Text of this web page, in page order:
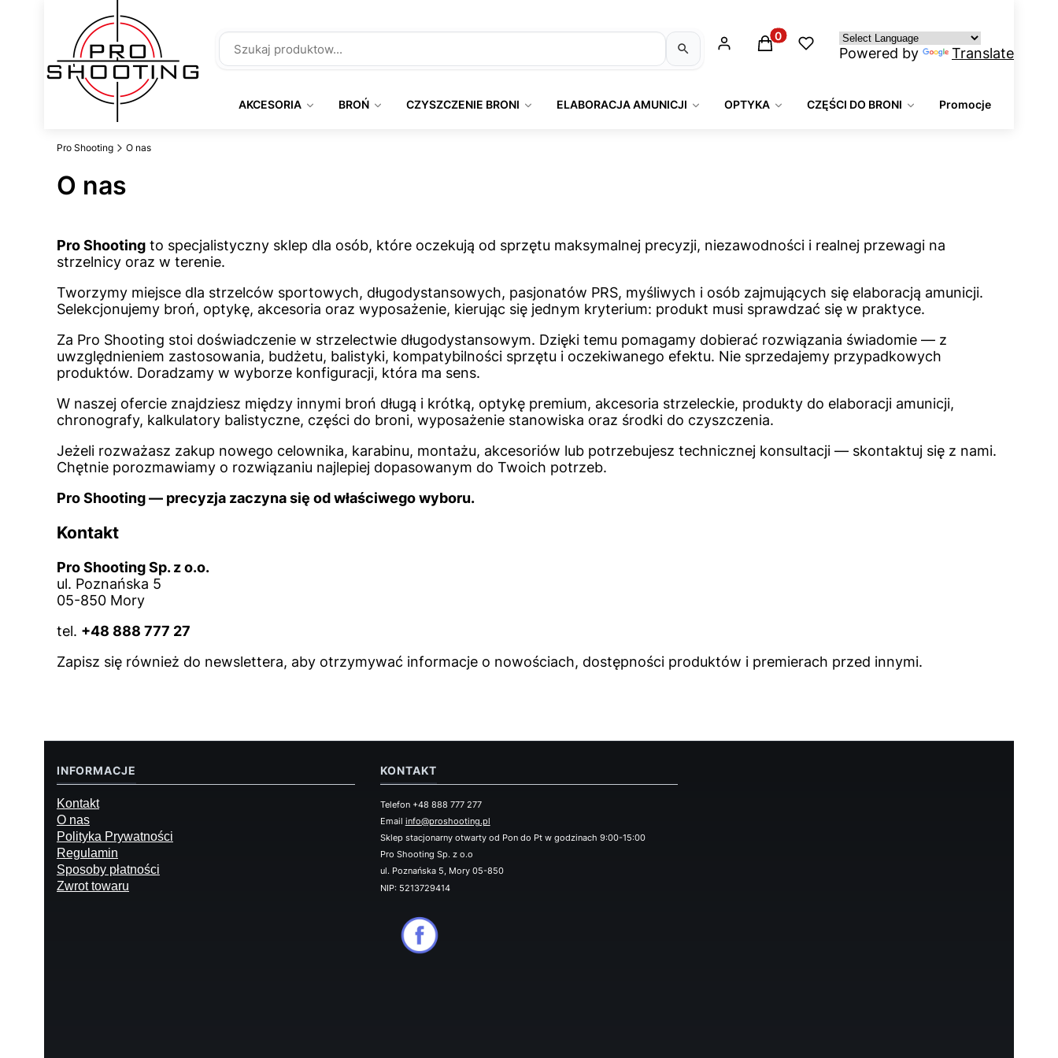
Produkty w koszyku: 0. Zobacz szczegóły
Powered by Translate
AKCESORIA BROŃ CZYSZCZENIE BRONI ELABORACJA AMUNICJI OPTYKA CZĘŚCI DO BRONI Promocje
Pro Shooting O nas
O nas
Pro Shooting to specjalistyczny sklep dla osób, które oczekują od sprzętu maksymalnej precyzji, niezawodności i realnej przewagi na
strzelnicy oraz w terenie.
Tworzymy miejsce dla strzelców sportowych, długodystansowych, pasjonatów PRS, myśliwych i osób zajmujących się elaboracją amunicji.
Selekcjonujemy broń, optykę, akcesoria oraz wyposażenie, kierując się jednym kryterium: produkt musi sprawdzać się w praktyce.
Za Pro Shooting stoi doświadczenie w strzelectwie długodystansowym. Dzięki temu pomagamy dobierać rozwiązania świadomie — z
uwzględnieniem zastosowania, budżetu, balistyki, kompatybilności sprzętu i oczekiwanego efektu. Nie sprzedajemy przypadkowych
produktów. Doradzamy w wyborze konfiguracji, która ma sens.
W naszej ofercie znajdziesz między innymi broń długą i krótką, optykę premium, akcesoria strzeleckie, produkty do elaboracji amunicji,
chronografy, kalkulatory balistyczne, części do broni, wyposażenie stanowiska oraz środki do czyszczenia.
Jeżeli rozważasz zakup nowego celownika, karabinu, montażu, akcesoriów lub potrzebujesz technicznej konsultacji — skontaktuj się z nami.
Chętnie porozmawiamy o rozwiązaniu najlepiej dopasowanym do Twoich potrzeb.
Pro Shooting — precyzja zaczyna się od właściwego wyboru.
Kontakt
Pro Shooting Sp. z o.o.
ul. Poznańska 5
05-850 Mory
tel. +48 888 777 27
Zapisz się również do newslettera, aby otrzymywać informacje o nowościach, dostępności produktów i premierach przed innymi.
INFORMACJE
Kontakt
O nas
Polityka Prywatności
Regulamin
Sposoby płatności
Zwrot towaru
KONTAKT
Telefon +48 888 777 277
Email info@proshooting.pl
Sklep stacjonarny otwarty od Pon do Pt w godzinach 9:00-15:00
Pro Shooting Sp. z o.o
ul. Poznańska 5, Mory 05-850
NIP: 5213729414